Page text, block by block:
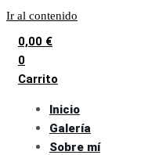
Ir al contenido
0,00 €
0
Carrito
Inicio
Galería
Sobre mí